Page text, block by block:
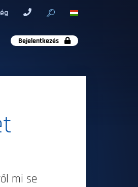
Bejelentkezés
mi se